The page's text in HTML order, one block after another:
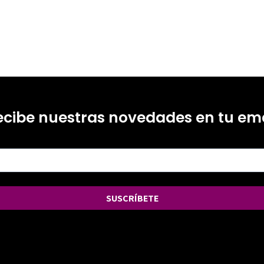
nuestras novedades en tu
SUSCRÍBETE